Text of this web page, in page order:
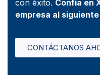
con éxito. Confía en
empresa al
CONTÁCTANOS